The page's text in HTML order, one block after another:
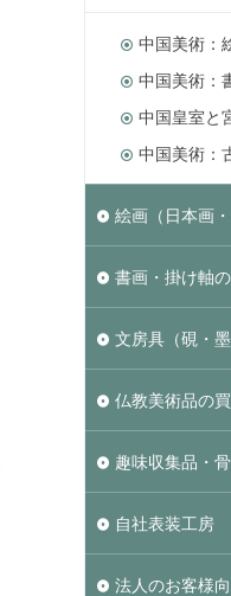
中国美術：
中国美術：
中国皇室と
中国美術：
絵画（日本画
書画・掛け軸
文房具（硯・
仏教美術品の
趣味収集品・
自社表装工房
法人のお客様